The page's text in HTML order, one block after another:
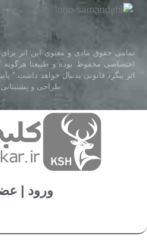
تمامی حقوق مادی و معنوی این اثر
اختصاصی محفوظ بوده و طبیعتا
اثر پیگرد قانونی بدنبال خواهد داشت." پاییز 1400
طراحی و
ورود |